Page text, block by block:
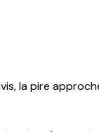
la pire